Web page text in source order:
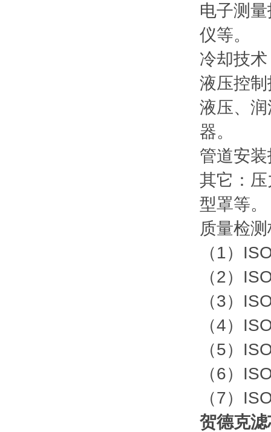
电子测
仪等。
冷却技
液压控
液压、
器。
管道安
其它：
型罩等
质量检
（1）
（2）
（3）
（4）
（5）
（6）
（7）
贺德克